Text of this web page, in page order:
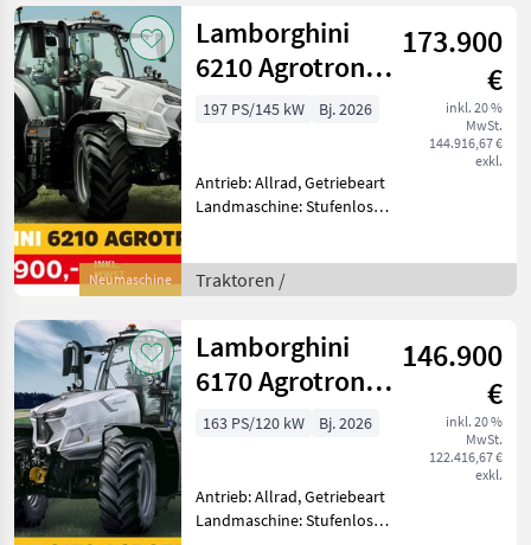
Turbolader
Neumaschine
Lamborghini
6210 Agrotron
TTV
173.900
€
inkl. 20 %
MwSt.
144.916,67 €
exkl.
197 PS/145 kW Bj. 2026
Antrieb: Allrad, Getriebeart
Landmaschine: Stufenloses
540/540E/1000,
Höchstgeschwindigkeit in
Traktoren /
Lamborghini
6170 Agrotron
TTV
146.900
€
inkl. 20 %
MwSt.
122.416,67 €
exkl.
163 PS/120 kW Bj. 2026
Antrieb: Allrad, Getriebeart
Landmaschine: Stufenloses